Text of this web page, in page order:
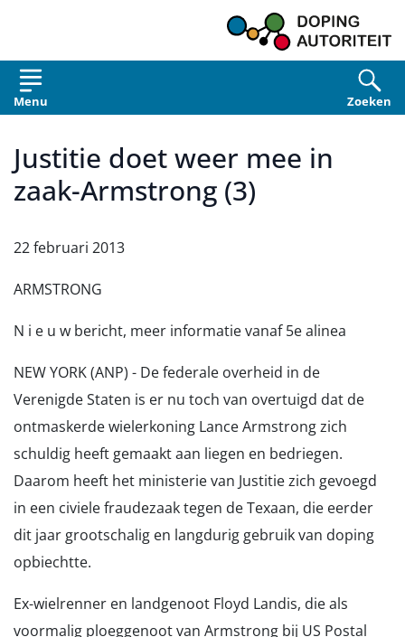
Menu Zoeken
Justitie doet weer mee in
zaak-Armstrong (3)
22 februari 2013
ARMSTRONG
N i e u w bericht, meer informatie vanaf 5e alinea
NEW YORK (ANP) - De federale overheid in de
Verenigde Staten is er nu toch van overtuigd dat de
ontmaskerde wielerkoning Lance Armstrong zich
schuldig heeft gemaakt aan liegen en bedriegen.
Daarom heeft het ministerie van Justitie zich gevoegd
in een civiele fraudezaak tegen de Texaan, die eerder
dit jaar grootschalig en langdurig gebruik van doping
opbiechtte.
Ex-wielrenner en landgenoot Floyd Landis, die als
voormalig ploeggenoot van Armstrong bij US Postal